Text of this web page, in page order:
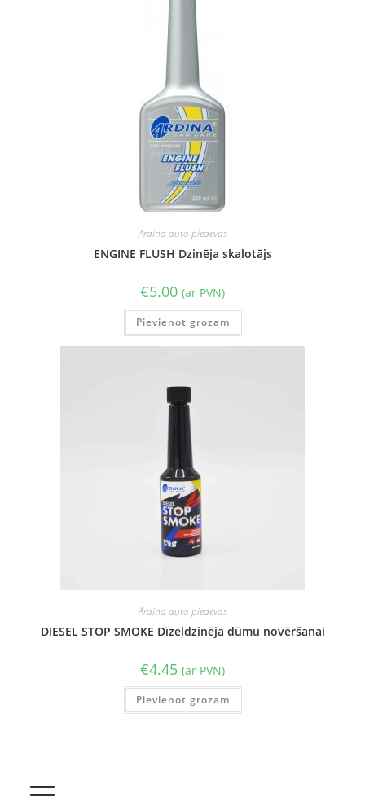
Ardina auto piedevas
ENGINE FLUSH Dzinēja skalotājs
€5.00 (ar PVN)
Pievienot grozam
Ardina auto piedevas
DIESEL STOP SMOKE Dīzeļdzinēja dūmu novēršanai
€4.45 (ar PVN)
Pievienot grozam